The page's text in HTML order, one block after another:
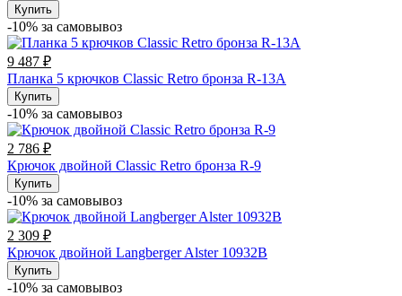
Купить
-10% за cамовывоз
9 487 ₽
Планка 5 крючков Classic Retro бронза R-13A
Купить
-10% за cамовывоз
2 786 ₽
Крючок двойной Classic Retro бронза R-9
Купить
-10% за cамовывоз
2 309 ₽
Крючок двойной Langberger Alster 10932В
Купить
-10% за cамовывоз